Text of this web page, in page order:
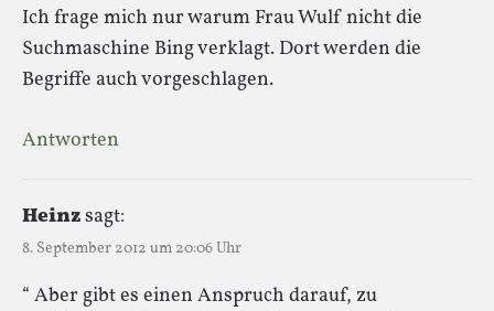
Ich frage mich nur warum Frau Wulf nicht die
Suchmaschine Bing verklagt. Dort werden die
Begriffe auch vorgeschlagen.
Antworten
Heinzsagt:
8. September 2012 um 20:06 Uhr
“ Aber gibt es einen Anspruch darauf, zu